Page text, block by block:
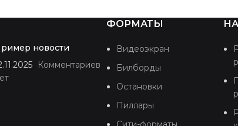
новости
Комментариев
ФОРМАТЫ
Видеоэкран
Билборды
Остановки
Пиллары